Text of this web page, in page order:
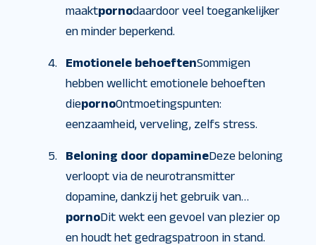
maaktpornodaardoor veel toegankelijker
en minder beperkend.
Emotionele behoeftenSommigen
hebben wellicht emotionele behoeften
diepornoOntmoetingspunten:
eenzaamheid, verveling, zelfs stress.
Beloning door dopamineDeze beloning
verloopt via de neurotransmitter
dopamine, dankzij het gebruik van…
pornoDit wekt een gevoel van plezier op
en houdt het gedragspatroon in stand.